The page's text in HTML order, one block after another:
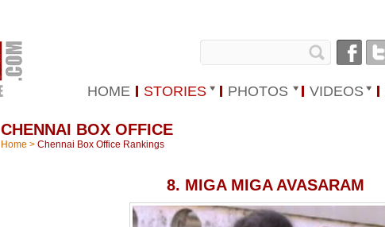
HOME STORIES PHOTOS VIDEOS
CHENNAI BOX OFFICE
Home > Chennai Box Office Rankings
8. MIGA MIGA AVASARAM